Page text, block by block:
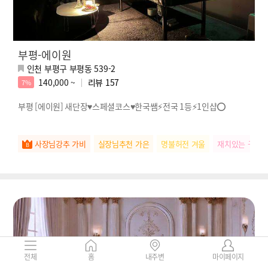
부평-에이원
인천 부평구 부평동 539-2
7% 140,000 ~ 리뷰 157
부평 [에이원] 새단장♥️스페셜코스♥️한국쌤⚡️전국 1등⚡️1인샵⭕️
사장님강추 가비 실장님추천 가은 명불허전 겨울 재치있는 구름
전체 홈 내주변 마이페이지